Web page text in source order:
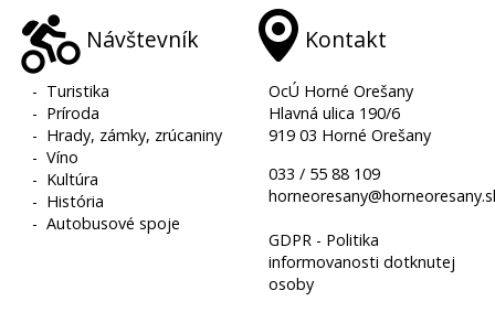
Návštevník
- Turistika
- Príroda
- Hrady, zámky, zrúcaniny
-Víno
- Kultúra
- História
-Autobusové spoje
Kontakt
OcÚ Horné Orešany
Hlavná ulica 190/6
919 03 Horné Orešany
033 / 55 88 109
GDPR - Politika
informovanosti dotknutej
osoby